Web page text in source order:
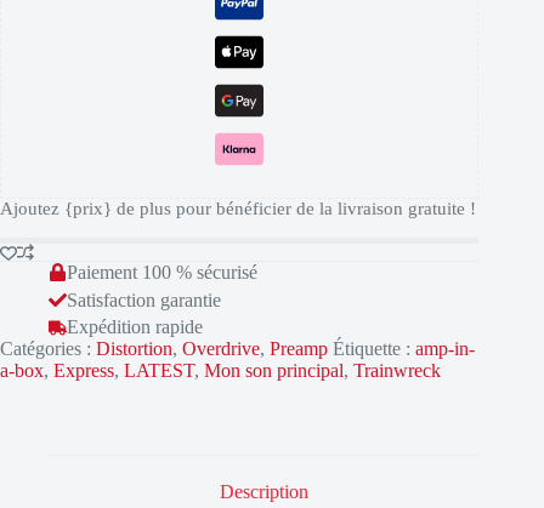
Ajoutez {prix} de plus pour bénéficier de la livraison gratuite !
Paiement 100 % sécurisé
Satisfaction garantie
Expédition rapide
Catégories : Distortion, Overdrive, Preamp Étiquette : amp-in-
a-box, Express, LATEST, Mon son principal, Trainwreck
Description